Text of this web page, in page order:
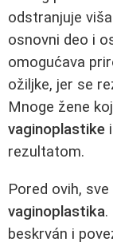
odstranjuje
osnovni deo i
omogućava
ožiljke, jer se
Mnoge žene
vaginoplastike
rezultatom.
Pored ovih,
vaginoplastika.
beskrván i